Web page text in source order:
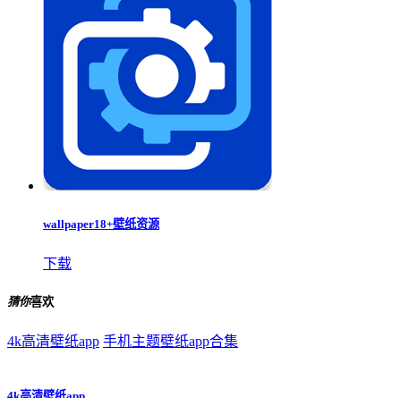
wallpaper18+壁纸资源
下载
猜你喜欢
4k高清壁纸app 手机主题壁纸app合集